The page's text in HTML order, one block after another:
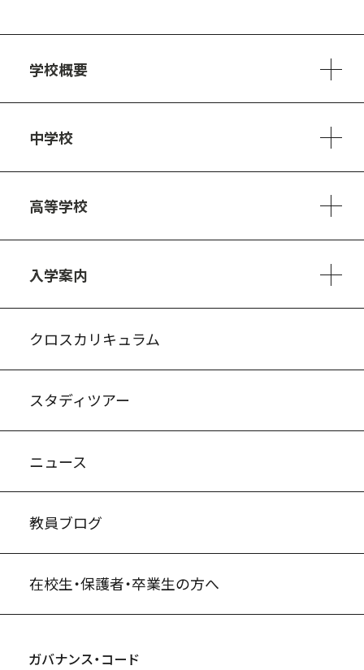
学校概要
中学校
高等学校
入学案内
クロスカリキュラム
スタディツアー
ニュース
教員ブログ
在校生・保護者・卒業生の方へ
ガバナンス・コード